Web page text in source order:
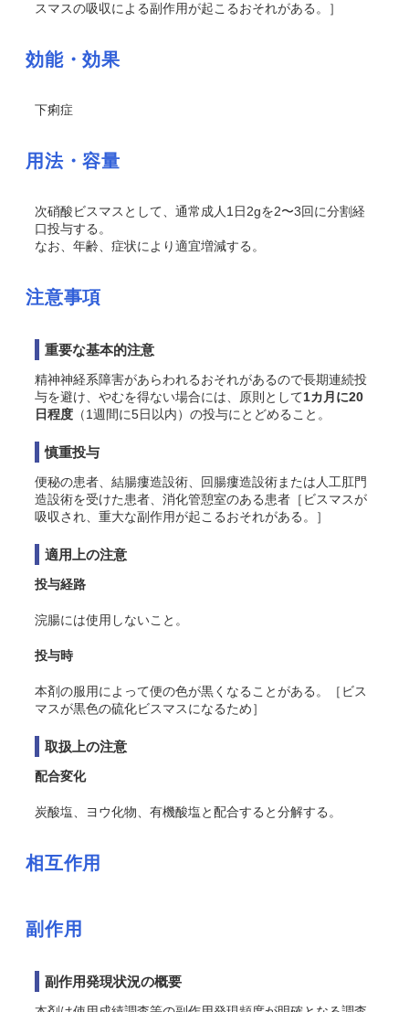
スマスの吸収による副作用が起こるおそれがある。］
効能・効果
下痢症
用法・容量
次硝酸ビスマスとして、通常成人1日2gを2〜3回に分割経
口投与する。
なお、年齢、症状により適宜増減する。
注意事項
重要な基本的注意
精神神経系障害があらわれるおそれがあるので長期連続投
与を避け、やむを得ない場合には、原則として1カ月に20
日程度 （1週間に5日以内）の投与にとどめること。
慎重投与
便秘の患者、結腸瘻造設術、回腸瘻造設術または人工肛門
造設術を受けた患者、消化管憩室のある患者［ビスマスが
吸収され、重大な副作用が起こるおそれがある。］
適用上の注意
投与経路
浣腸には使用しないこと。
投与時
本剤の服用によって便の色が黒くなることがある。［ビス
マスが黒色の硫化ビスマスになるため］
取扱上の注意
配合変化
炭酸塩、ヨウ化物、有機酸塩と配合すると分解する。
相互作用
副作用
副作用発現状況の概要